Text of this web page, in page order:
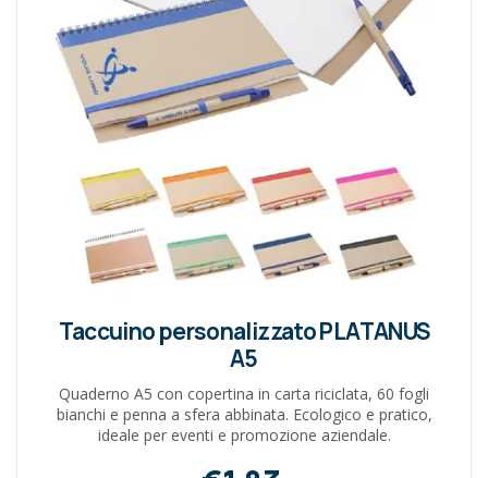
Taccuino personalizzato PLATANUS
A5
Quaderno A5 con copertina in carta riciclata, 60 fogli
bianchi e penna a sfera abbinata. Ecologico e pratico,
ideale per eventi e promozione aziendale.